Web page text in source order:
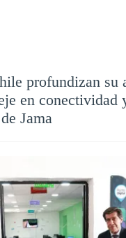
profundizan su
en conectividad
Jama